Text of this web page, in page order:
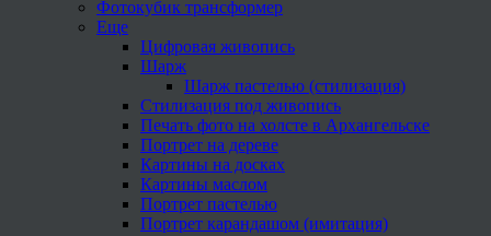
Фотокубик трансформер
Еще
Цифровая живопись
Шарж
Шарж пастелью (стилизация)
Стилизация под живопись
Печать фото на холсте в Архангельске
Портрет на дереве
Картины на досках
Картины маслом
Портрет пастелью
Портрет карандашом (имитация)